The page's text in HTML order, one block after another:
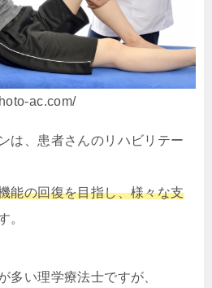
ac.com/
は、患者さんのリハビリテー
能の回復を目指し、様々な支
。
多い理学療法士ですが、